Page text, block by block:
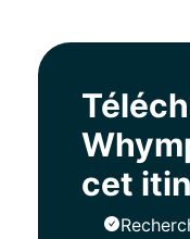
cet